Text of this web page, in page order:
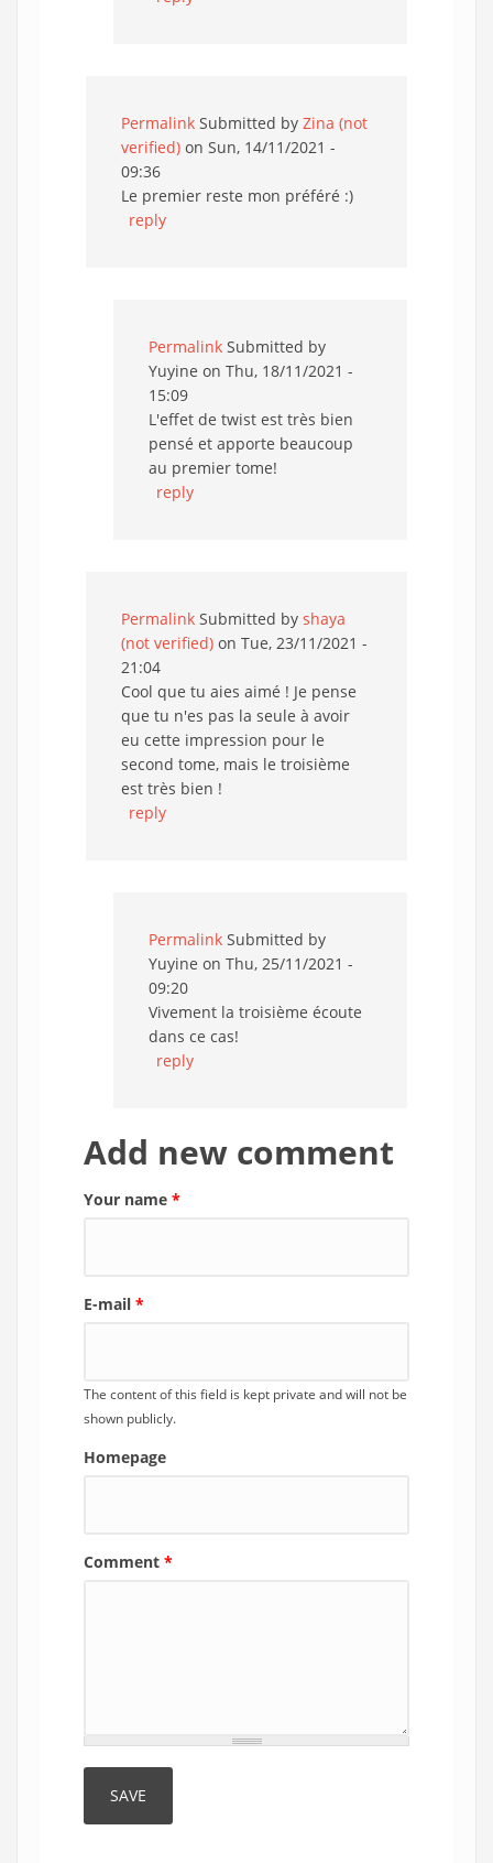
Permalink Submitted by Zina (not
verified) on Sun, 14/11/2021 -
09:36
Le premier reste mon préféré :)
reply
Permalink Submitted by
Yuyine on Thu, 18/11/2021 -
15:09
L'effet de twist est très bien
pensé et apporte beaucoup
au premier tome!
reply
Permalink Submitted by shaya
(not verified) on Tue, 23/11/2021 -
21:04
Cool que tu aies aimé ! Je pense
que tu n'es pas la seule à avoir
eu cette impression pour le
second tome, mais le troisième
est très bien !
reply
Permalink Submitted by
Yuyine on Thu, 25/11/2021 -
09:20
Vivement la troisième écoute
dans ce cas!
reply
Add new comment
Your name *
E-mail *
The content of this field is kept private and will not be
shown publicly.
Homepage
Comment *